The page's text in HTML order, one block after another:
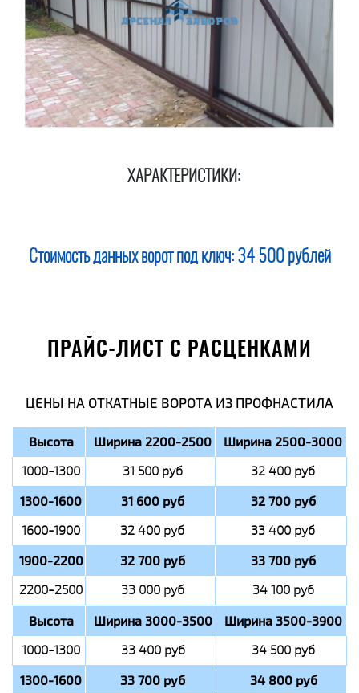
ХАРАКТЕРИСТИКИ:
Стоимость данных ворот под ключ: 34 500 рублей
ПРАЙС-ЛИСТ С РАСЦЕНКАМИ
ЦЕНЫ НА ОТКАТНЫЕ ВОРОТА ИЗ ПРОФНАСТИЛА
Высота Ширина 2200-2500 Ширина 2500-3000
1000-1300 31 500 руб 32 400 руб
1300-1600 31 600 руб 32 700 руб
1600-1900 32 400 руб 33 400 руб
1900-2200 32 700 руб 33 700 руб
2200-2500 33 000 руб 34 100 руб
Высота Ширина 3000-3500 Ширина 3500-3900
1000-1300 33 400 руб 34 500 руб
1300-1600 33 700 руб 34 800 руб